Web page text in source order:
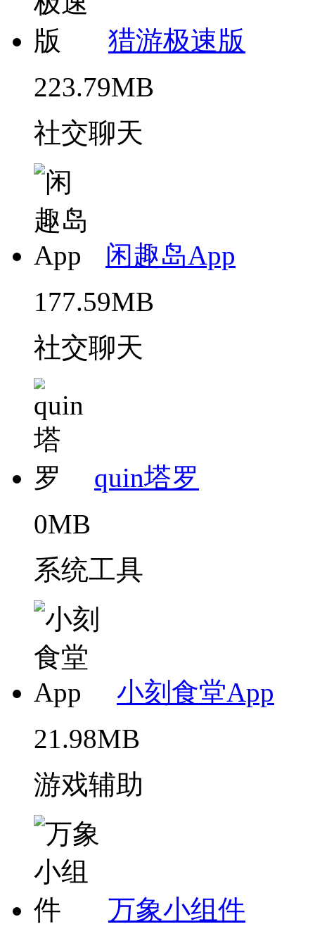
猎游极速版
223.79MB
社交聊天
闲趣岛App
177.59MB
社交聊天
quin塔罗
0MB
系统工具
小刻食堂App
21.98MB
游戏辅助
万象小组件